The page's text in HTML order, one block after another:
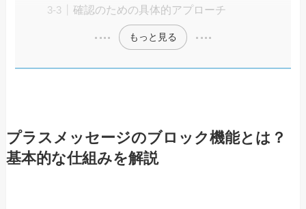
確認のための具体的アプローチ
もっと見る
プラスメッセージのブロック機能とは？
基本的な仕組みを解説